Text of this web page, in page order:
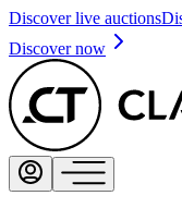
Discover live auctions
Discover now